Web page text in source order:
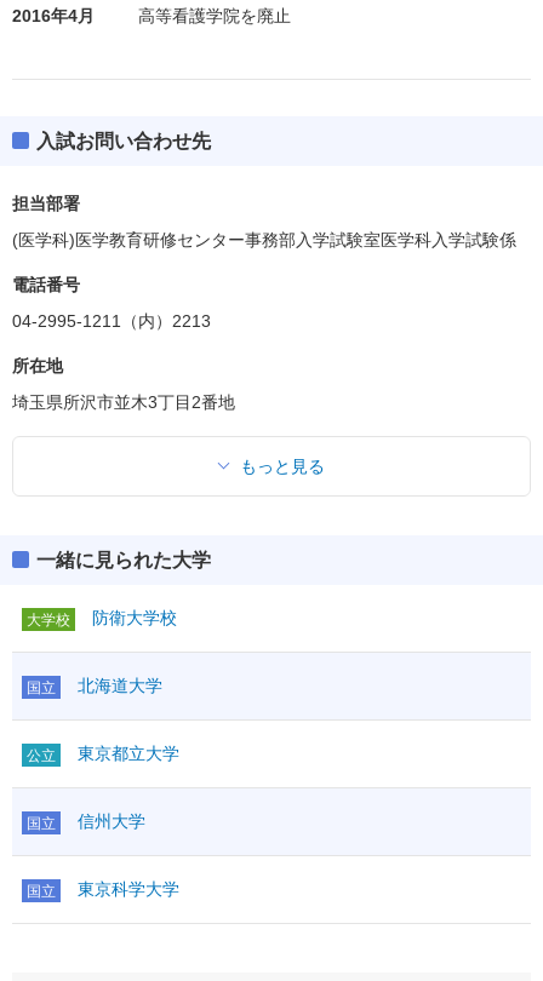
2016年4月
高等看護学院を廃止
入試お問い合わせ先
担当部署
(医学科)医学教育研修センター事務部入学試験室医学科入学試験係
電話番号
04-2995-1211（内）2213
所在地
埼玉県所沢市並木3丁目2番地
もっと見る
一緒に見られた大学
大学校 防衛大学校
国立 北海道大学
公立 東京都立大学
国立 信州大学
国立 東京科学大学